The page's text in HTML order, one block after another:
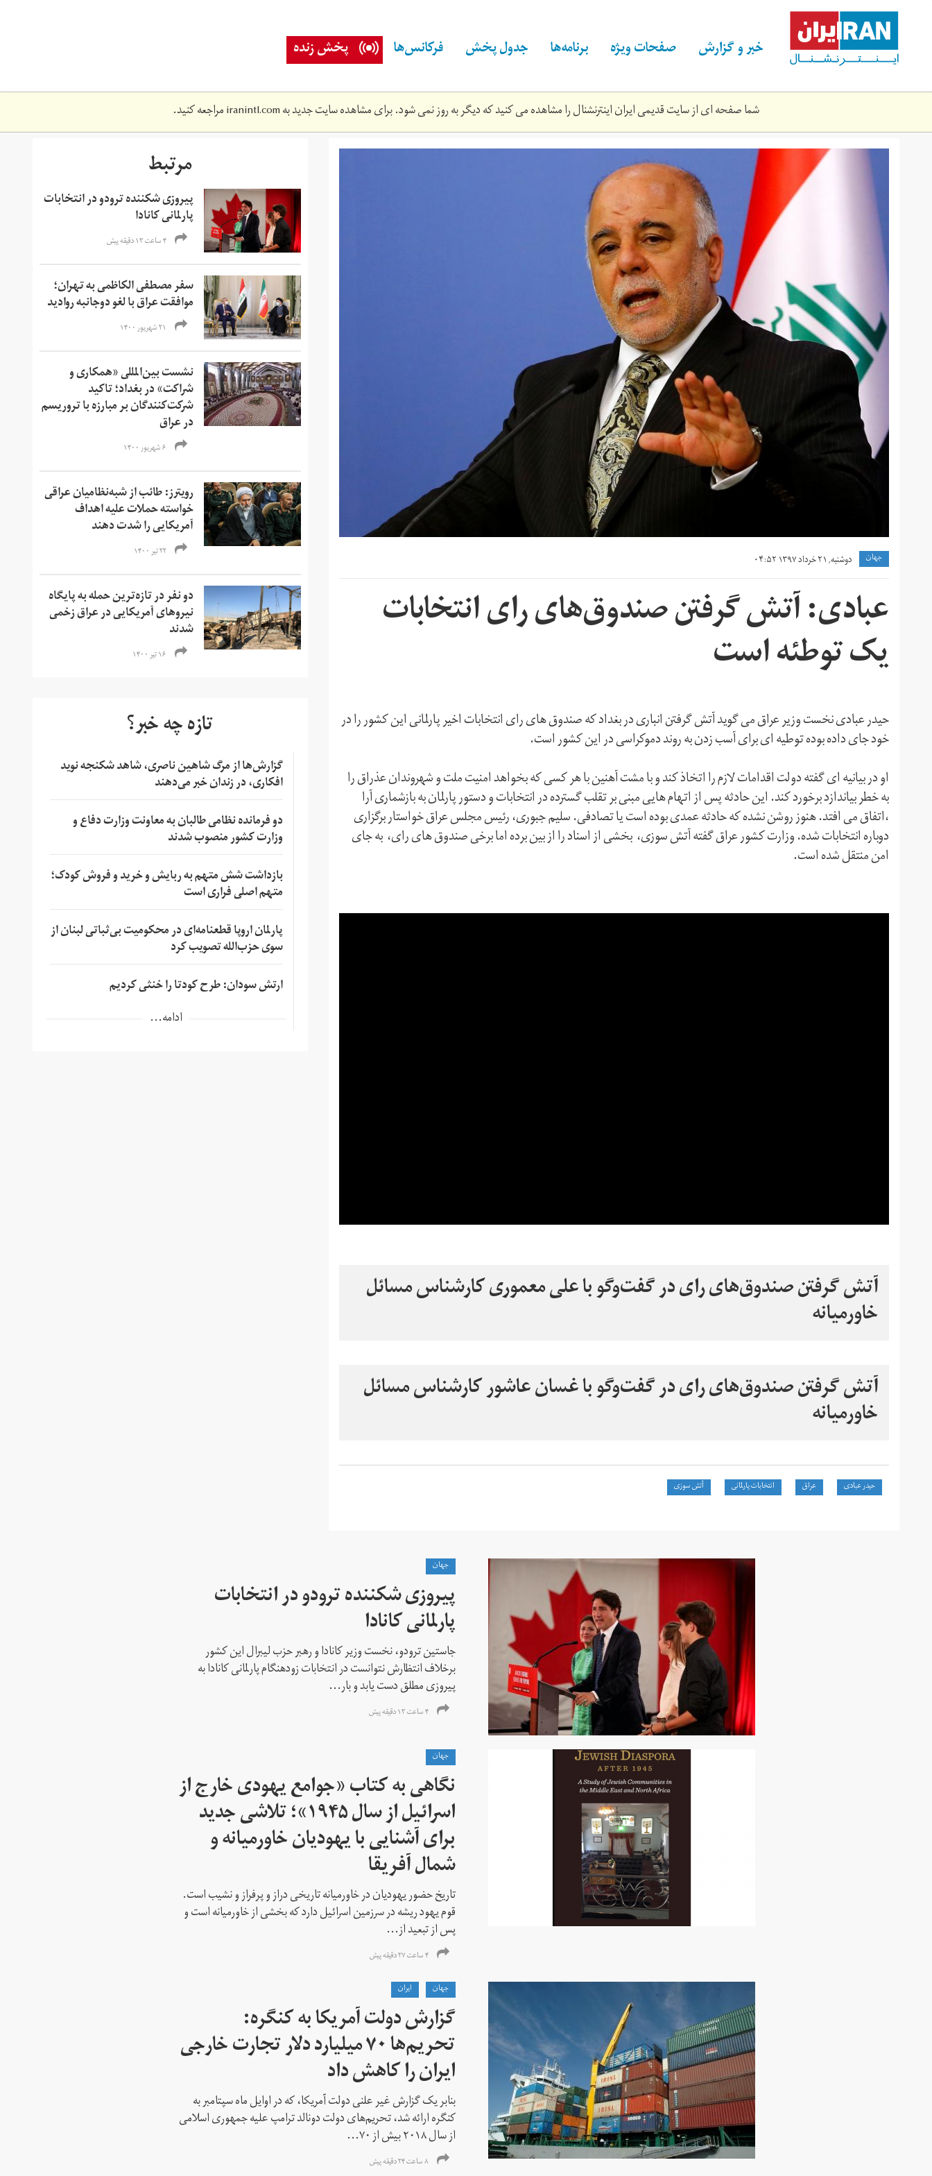
content خبر و گزارش صفحات ویژه برنامه‌ها جدول پخش فرکانس‌ها پخش زنده
شما صفحه ای از سایت قدیمی ایران اینترنشنال را مشاهده می کنید که دیگر به روز نمی شود. برای مشاهده سایت جدید بهiranintl.comمراجعه کنید.
عبادیjpg
جهان دوشنبه, ۲۱ خرداد ۱۳۹۷ ۰۴:۵۲
عبادی: آتش گرفتن صندوق‌های رای انتخابات
یک توطئه است
حیدر عبادی نخست وزیر عراق می گوید آتش گرفتن انباری در بغداد که صندوق های رای انتخابات اخیر پارلمانی این کشور را در
خود جای داده بوده توطیه ای برای آسب زدن به روند دموکراسی در این کشور است.
او در بیانیه ای گفته دولت اقدامات لازم را اتخاذ کند و با مشت آهنین با هر کسی که بخواهد امنیت ملت و شهروندان عذراق را
به خطر بیاندازد برخورد کند. این حادثه پس از اتهام هایی مبنی بر تقلب گسترده در انتخابات و دستور پارلمان به بازشماری آرا
،‌اتفاق می افتد. هنوز روشن نشده که حادثه عمدی بوده است یا تصادفی. سلیم جبوری، رئیس مجلس عراق خواستار برگزاری
دوباره انتخابات شده. وزارت کشور عراق گفته آتش سوزی، بخشی از اسناد را از بین برده اما برخی صندوق های رای، به جای
امن منتقل شده است.
آتش گرفتن صندوق‌های رای در گفت‌و‌گو با علی معموری کارشناس مسائل
خاورمیانه
آتش گرفتن صندوق‌های رای در گفت‌و‌گو با غسان عاشور کارشناس مسائل
خاورمیانه
حیدر عبادی عراق انتخابات پارلمانی آتش سوزی
مرتبط
پیروزی شکننده ترودو در انتخابات
پارلمانی کانادا
۴ ساعت ۱۳ دقیقه پیش
سفر مصطفی الکاظمی به تهران؛
موافقت عراق با لغو دوجانبه روادید
۲۱ شهریور ۱۴۰۰
نشست بین‌المللی «‌همکاری و
شراکت» در بغداد؛ تاکید
شرکت‌کنندگان بر مبارزه با تروریسم
در عراق
۶ شهریور ۱۴۰۰
رویترز: طائب از شبه‌نظامیان عراقی
خواسته حملات علیه اهداف
آمریکایی را شدت دهند
۲۲ تیر ۱۴۰۰
دو نفر در تازه‌ترین حمله به پایگاه‌
نیروهای آمریکایی در عراق زخمی
شدند
۱۶ تیر ۱۴۰۰
تازه چه خبر؟
گزارش‌ها از مرگ شاهین ناصری، شاهد شکنجه نوید
افکاری، در زندان خبر می‌دهند
دو فرمانده نظامی طالبان به معاونت وزارت دفاع و
وزارت کشور منصوب شدند
بازداشت شش متهم به ربایش و خرید و فروش کودک؛
متهم اصلی فراری است
پارلمان اروپا قطعنامه‌ای در محکومیت بی‌ثباتی لبنان از
سوی حزب‌الله تصویب کرد
ارتش سودان: طرح کودتا را خنثی کردیم
ادامه...
جهان
پیروزی شکننده ترودو در انتخابات
پارلمانی کانادا
جاستین ترودو، نخست وزیر کانادا و رهبر حزب لیبرال این کشور
برخلاف انتظارش نتوانست در انتخابات زود‌هنگام پارلمانی کانادا به
پیروزی مطلق دست یابد و بار...
۴ ساعت ۱۳ دقیقه پیش
جهان
نگاهی به کتاب «جوامع یهودی خارج از
اسرائیل از سال ۱۹۴۵»؛ تلاشی جدید
برای آشنایی با یهودیان خاورمیانه و
شمال آفریقا
تاریخ حضور یهودیان در خاورمیانه تاریخی دراز و پرفراز و نشیب است.
قوم یهود ریشه در سرزمین اسرائیل دارد که بخشی از خاورمیانه است و
پس از تبعید از...
۴ ساعت ۲۷ دقیقه پیش
جهان
ايران
گزارش دولت آمریکا به کنگره:
تحریم‌ها ۷۰ میلیارد دلار تجارت خارجی
ایران را کاهش داد
بنابر یک گزارش غیر علنی دولت آمریکا، که در اوایل ماه سپتامبر به
کنگره ارائه شد، تحریم‌های دولت دونالد ترامپ علیه جمهوری اسلامی
از سال ۲۰۱۸ بیش از ۷۰...
۸ ساعت ۲۴ دقیقه پیش